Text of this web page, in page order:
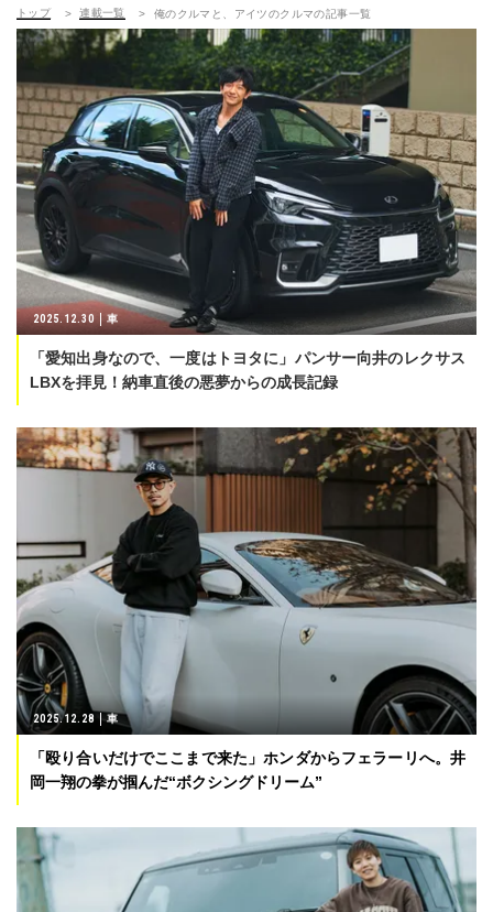
トップ 連載一覧 俺のクルマと、アイツのクルマの記事一覧
2025.12.30 車
「愛知出身なので、一度はトヨタに」パンサー向井のレクサス
LBXを拝見！納車直後の悪夢からの成長記録
2025.12.28 車
「殴り合いだけでここまで来た」ホンダからフェラーリへ。井
岡一翔の拳が掴んだ“ボクシングドリーム”